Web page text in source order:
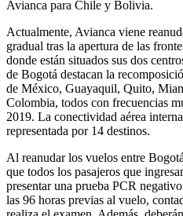
Avianca para Chile y Bolivia.
Actualmente, Avianca viene
gradual tras la apertura de las
donde están situados sus dos
de Bogotá destacan la
de México, Guayaquil, Quito,
Colombia, todos con frecuencias
2019. La conectividad aérea
representada por 14 destinos.
Al reanudar los vuelos entre
que todos los pasajeros que
presentar una prueba PCR
las 96 horas previas al vuelo,